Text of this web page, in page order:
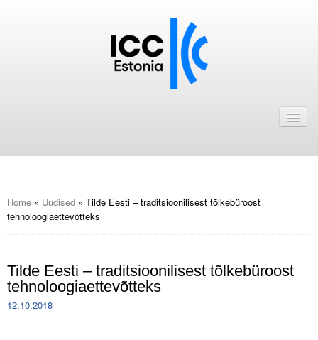
ICC Eesti liikmebaas
Kalender
Home » Uudised » Tilde Eesti – traditsioonilisest tõlkebüroost
tehnoloogiaettevõtteks
Tilde Eesti – traditsioonilisest tõlkebüroost
tehnoloogiaettevõtteks
12.10.2018